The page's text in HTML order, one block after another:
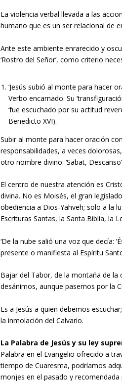
La violencia verbal llevada a las
humano que es un ser relacional de
Ante este ambiente enrarecido y
‘Rostro del Señor’, como criterio
‘Jesús subió al monte para hacer
Verbo encarnado. Su
‘fue escuchado por su actitud
Benedicto XVI).
Subir al monte para hacer oración
responsabilidades, a veces
otro nombre divino: ‘Sabat,
El centro de nuestra atención es
divina. No es Moisés, el gran
obediencia a Dios-Yahveh; solo a la
Escrituras Santas, la Santa Biblia, la
‘De la nube salió una voz que decía:
presente o manifiesta al Espíritu
Bajar del Tabor, de la montaña de
desánimos, aunque pasemos por la
Es a Jesús a quien debemos
la inmolación del Calvario.
La Palabra de Jesús y su ley
Palabra en el Evangelio ofrecido a
tiempo de Cuaresma, podríamos
monjes en el pasado y recomendada